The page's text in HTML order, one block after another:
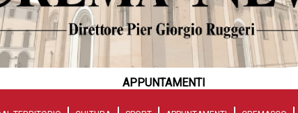
APPUNTAMENTI